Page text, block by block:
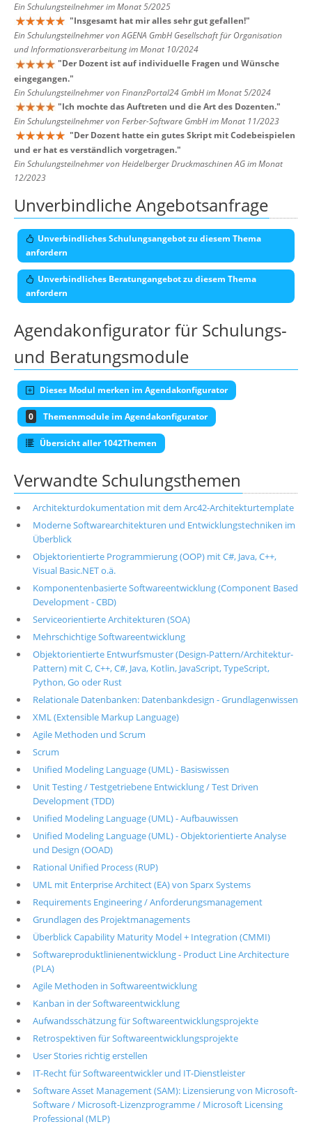
Ein Schulungsteilnehmer im Monat 5/2025
"Insgesamt hat mir alles sehr gut gefallen!"
Ein Schulungsteilnehmer von AGENA GmbH Gesellschaft für Organisation
und Informationsverarbeitung im Monat 10/2024
"Der Dozent ist auf individuelle Fragen und Wünsche
eingegangen."
Ein Schulungsteilnehmer von FinanzPortal24 GmbH im Monat 5/2024
"Ich mochte das Auftreten und die Art des Dozenten."
Ein Schulungsteilnehmer von Ferber-Software GmbH im Monat 11/2023
"Der Dozent hatte ein gutes Skript mit Codebeispielen
und er hat es verständlich vorgetragen."
Ein Schulungsteilnehmer von Heidelberger Druckmaschinen AG im Monat
12/2023
Unverbindliche Angebotsanfrage
Unverbindliches Schulungsangebot zu diesem Thema
anfordern
Unverbindliches Beratungangebot zu diesem Thema
anfordern
Agendakonfigurator für Schulungs-
und Beratungsmodule
Dieses Modul merken im Agendakonfigurator
0 Themenmodule im Agendakonfigurator
Übersicht aller 1042Themen
Verwandte Schulungsthemen
Architekturdokumentation mit dem Arc42-Architekturtemplate
Moderne Softwarearchitekturen und Entwicklungstechniken im
Überblick
Objektorientierte Programmierung (OOP) mit C#, Java, C++,
Visual Basic.NET o.ä.
Komponentenbasierte Softwareentwicklung (Component Based
Development - CBD)
Serviceorientierte Architekturen (SOA)
Mehrschichtige Softwareentwicklung
Objektorientierte Entwurfsmuster (Design-Pattern/Architektur-
Pattern) mit C, C++, C#, Java, Kotlin, JavaScript, TypeScript,
Python, Go oder Rust
Relationale Datenbanken: Datenbankdesign - Grundlagenwissen
XML (Extensible Markup Language)
Agile Methoden und Scrum
Scrum
Unified Modeling Language (UML) - Basiswissen
Unit Testing / Testgetriebene Entwicklung / Test Driven
Development (TDD)
Unified Modeling Language (UML) - Aufbauwissen
Unified Modeling Language (UML) - Objektorientierte Analyse
und Design (OOAD)
Rational Unified Process (RUP)
UML mit Enterprise Architect (EA) von Sparx Systems
Requirements Engineering / Anforderungsmanagement
Grundlagen des Projektmanagements
Überblick Capability Maturity Model + Integration (CMMI)
Softwareproduktlinienentwicklung - Product Line Architecture
(PLA)
Agile Methoden in Softwareentwicklung
Kanban in der Softwareentwicklung
Aufwandsschätzung für Softwareentwicklungsprojekte
Retrospektiven für Softwareentwicklungsprojekte
User Stories richtig erstellen
IT-Recht für Softwareentwickler und IT-Dienstleister
Software Asset Management (SAM): Lizensierung von Microsoft-
Software / Microsoft-Lizenzprogramme / Microsoft Licensing
Professional (MLP)